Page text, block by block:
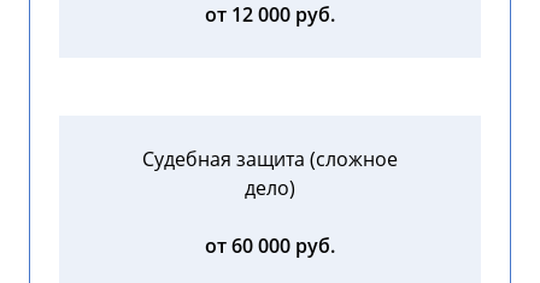
от 12 000 руб.
Судебная защита (сложное
дело)
от 60 000 руб.